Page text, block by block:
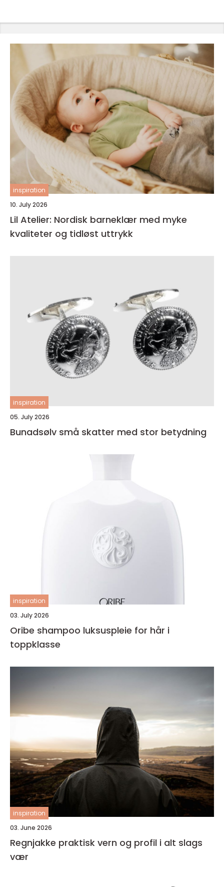
inspiration
10. July 2026
Lil Atelier: Nordisk barneklær med myke
kvaliteter og tidløst uttrykk
inspiration
05. July 2026
Bunadsølv små skatter med stor betydning
inspiration
03. July 2026
Oribe shampoo luksuspleie for hår i
toppklasse
inspiration
03. June 2026
Regnjakke praktisk vern og profil i alt slags
vær